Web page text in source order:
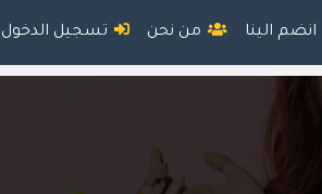
انضم الينا من نحن تسجيل الدخول